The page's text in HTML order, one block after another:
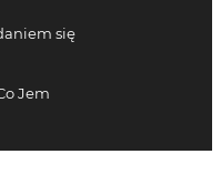
się
Jem